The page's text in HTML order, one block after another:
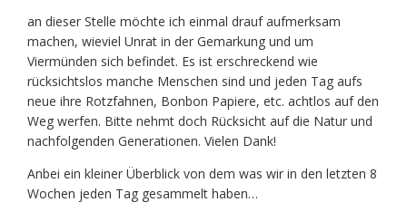
an dieser Stelle möchte ich einmal drauf aufmerksam
machen, wieviel Unrat in der Gemarkung und um
Viermünden sich befindet. Es ist erschreckend wie
rücksichtslos manche Menschen sind und jeden Tag aufs
neue ihre Rotzfahnen, Bonbon Papiere, etc. achtlos auf den
Weg werfen. Bitte nehmt doch Rücksicht auf die Natur und
nachfolgenden Generationen. Vielen Dank!
Anbei ein kleiner Überblick von dem was wir in den letzten 8
Wochen jeden Tag gesammelt haben…